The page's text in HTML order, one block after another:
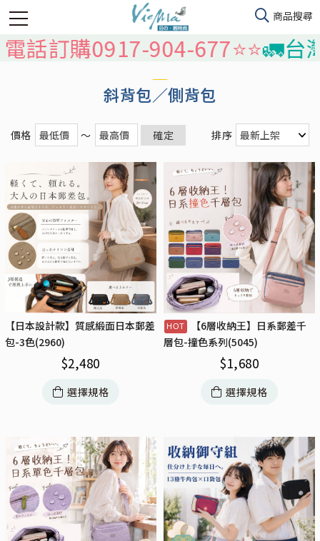
0917-904-677⭐️⭐️🚛台灣本島
斜背包／側背包
價格 ～ 確定 排序
【日本設計款】質感緞面日本郵差
包-3色(2960)
$2,480
選擇規格
【6層收納王】日系郵差千
層包-撞色系列(5045)
$1,680
選擇規格